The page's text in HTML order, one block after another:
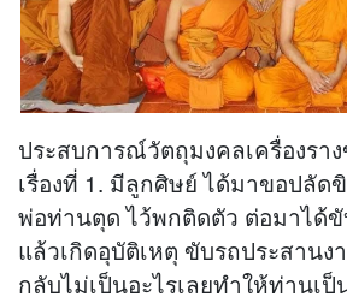
ประสบการณ์วัตถุมงคลเครื่องรา
เรื่องที่ 1. มีลูกศิษย์ ได้มาขอปลัด
พ่อท่านตุด ไว้พกติดตัว ต่อมาได้ขั
แล้วเกิดอุบัติเหตุ ขับรถประสานง
กลับไม่เป็นอะไรเลยทำให้ท่านเ